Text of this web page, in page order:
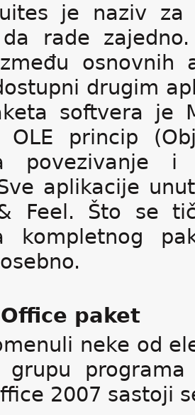
je naziv
rade
osnovnih
drugim
softvera je
OLE princip
povezivanje
aplikacije
Feel. Što se
kompletnog
paket
neke od
grupu
2007 sastoji